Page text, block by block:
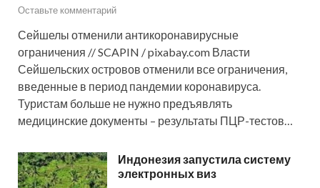
Оставьте комментарий
Сейшелы отменили антикоронавирусные
ограничения // SCAPIN / pixabay.com Власти
Сейшельских островов отменили все ограничения,
введенные в период пандемии коронавируса.
Туристам больше не нужно предъявлять
медицинские документы – результаты ПЦР-тестов…
Индонезия запустила систему
электронных виз